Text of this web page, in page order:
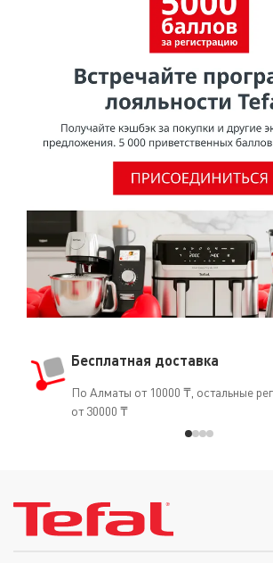
Бесплатная доставка
По Алматы от 10000 ₸, остальные
от 30000 ₸